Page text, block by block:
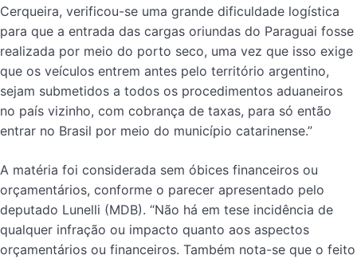
Cerqueira, verificou-se uma grande dificuldade logística
para que a entrada das cargas oriundas do Paraguai fosse
realizada por meio do porto seco, uma vez que isso exige
que os veículos entrem antes pelo território argentino,
sejam submetidos a todos os procedimentos aduaneiros
no país vizinho, com cobrança de taxas, para só então
entrar no Brasil por meio do município catarinense.”
A matéria foi considerada sem óbices financeiros ou
orçamentários, conforme o parecer apresentado pelo
deputado Lunelli (MDB). “Não há em tese incidência de
qualquer infração ou impacto quanto aos aspectos
orçamentários ou financeiros. Também nota-se que o feito